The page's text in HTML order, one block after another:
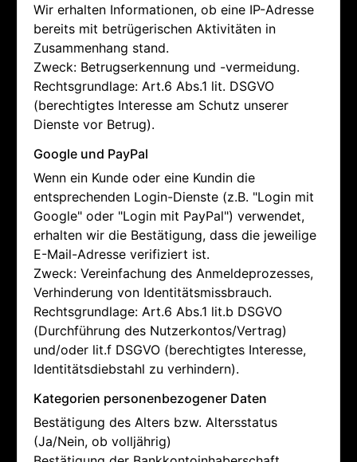
Wir erhalten Informationen, ob eine IP-Adresse
bereits mit betrügerischen Aktivitäten in
Zusammenhang stand.
Zweck: Betrugserkennung und -vermeidung.
Rechtsgrundlage: Art.6 Abs.1 lit. DSGVO
(berechtigtes Interesse am Schutz unserer
Dienste vor Betrug).
Google und PayPal
Wenn ein Kunde oder eine Kundin die
entsprechenden Login-Dienste (z.B. "Login mit
Google" oder "Login mit PayPal") verwendet,
erhalten wir die Bestätigung, dass die jeweilige
E-Mail-Adresse verifiziert ist.
Zweck: Vereinfachung des Anmeldeprozesses,
Verhinderung von Identitätsmissbrauch.
Rechtsgrundlage: Art.6 Abs.1 lit.b DSGVO
(Durchführung des Nutzerkontos/Vertrag)
und/oder lit.f DSGVO (berechtigtes Interesse,
Identitätsdiebstahl zu verhindern).
Kategorien personenbezogener Daten
Bestätigung des Alters bzw. Altersstatus
(Ja/Nein, ob volljährig)